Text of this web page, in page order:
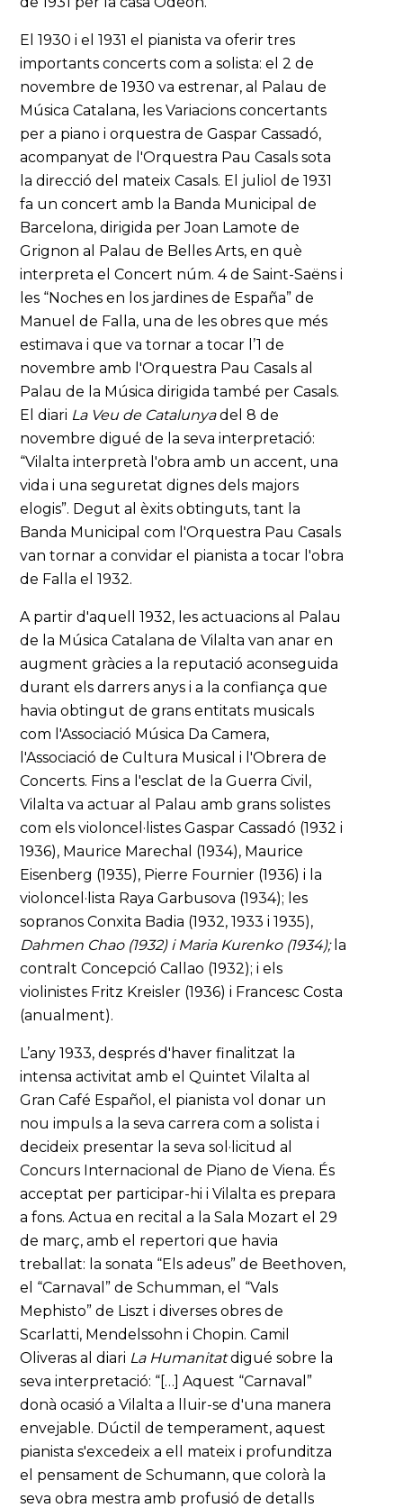
El 1930 i el 1931 el pianista va oferir tres
importants concerts com a solista: el 2 de
novembre de 1930 va estrenar, al Palau de
Música Catalana, les Variacions concertants
per a piano i orquestra de Gaspar Cassadó,
acompanyat de l'Orquestra Pau Casals sota
la direcció del mateix Casals. El juliol de 1931
fa un concert amb la Banda Municipal de
Barcelona, dirigida per Joan Lamote de
Grignon al Palau de Belles Arts, en què
interpreta el Concert núm. 4 de Saint-Saëns i
les “Noches en los jardines de España” de
Manuel de Falla, una de les obres que més
estimava i que va tornar a tocar l’1 de
novembre amb l'Orquestra Pau Casals al
Palau de la Música dirigida també per Casals.
El diari La Veu de Catalunyadel 8 de
novembre digué de la seva interpretació:
“Vilalta interpretà l'obra amb un accent, una
vida i una seguretat dignes dels majors
elogis”. Degut al èxits obtinguts, tant la
Banda Municipal com l'Orquestra Pau Casals
van tornar a convidar el pianista a tocar l'obra
de Falla el 1932.
A partir d'aquell 1932, les actuacions al Palau
de la Música Catalana de Vilalta van anar en
augment gràcies a la reputació aconseguida
durant els darrers anys i a la confiança que
havia obtingut de grans entitats musicals
com l'Associació Música Da Camera,
l'Associació de Cultura Musical i l'Obrera de
Concerts. Fins a l'esclat de la Guerra Civil,
Vilalta va actuar al Palau amb grans solistes
com els violoncel·listes Gaspar Cassadó (1932 i
1936), Maurice Marechal (1934), Maurice
Eisenberg (1935), Pierre Fournier (1936) i la
violoncel·lista Raya Garbusova (1934); les
sopranos Conxita Badia (1932, 1933 i 1935),
Dahmen Chao (1932) i Maria Kurenko (1934); la
contralt Concepció Callao (1932); i els
violinistes Fritz Kreisler (1936) i Francesc Costa
(anualment).
L’any 1933, després d'haver finalitzat la
intensa activitat amb el Quintet Vilalta al
Gran Café Español, el pianista vol donar un
nou impuls a la seva carrera com a solista i
decideix presentar la seva sol·licitud al
Concurs Internacional de Piano de Viena. És
acceptat per participar-hi i Vilalta es prepara
a fons. Actua en recital a la Sala Mozart el 29
de març, amb el repertori que havia
treballat: la sonata “Els adeus” de Beethoven,
el “Carnaval” de Schumman, el “Vals
Mephisto” de Liszt i diverses obres de
Scarlatti, Mendelssohn i Chopin. Camil
Oliveras al diari La Humanitatdigué sobre la
seva interpretació: “[…] Aquest “Carnaval”
donà ocasió a Vilalta a lluir-se d'una manera
envejable. Dúctil de temperament, aquest
pianista s'excedeix a ell mateix i profunditza
el pensament de Schumann, que colorà la
seva obra mestra amb profusió de detalls